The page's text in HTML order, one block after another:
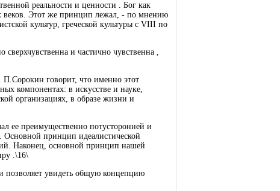
реальности и ценности . Бог как
веков. Этот же принцип лежал, - по мнению
культур, греческой культуры с VIII по
и частично чувственна ,
П.Сорокин говорит, что именно этот
компонентах: в искусстве и науке,
организациях, в образе жизни и
ее преимущественно потусторонней и
Основной принцип идеалистической
Наконец, основной принцип нашей
.\16\
позволяет увидеть общую концепцию